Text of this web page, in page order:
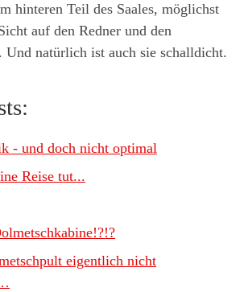
hinteren Teil des Saales, möglichst
auf den Redner und den
Und natürlich ist auch sie schalldicht.
- und doch nicht optimal
Reise tut...
eigentlich nicht